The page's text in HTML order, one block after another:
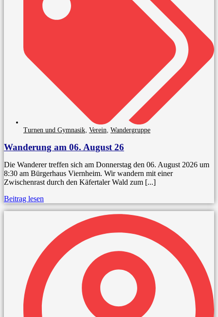
Turnen und Gymnasik, Verein, Wandergruppe
Wanderung am 06. August 26
Die Wanderer treffen sich am Donnerstag den 06. August 2026 um
8:30 am Bürgerhaus Viernheim. Wir wandern mit einer
Zwischenrast durch den Käfertaler Wald zum [...]
Beitrag lesen